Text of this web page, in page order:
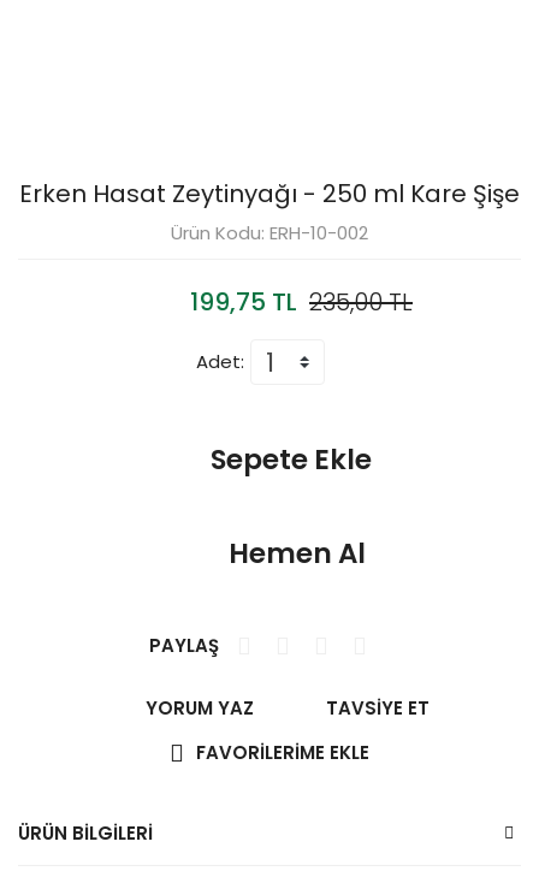
Erken Hasat Zeytinyağı - 250 ml Kare Şişe
Ürün Kodu: ERH-10-002
199,75 TL 235,00 TL
Adet:
Sepete Ekle
Hemen Al
PAYLAŞ
YORUM YAZ TAVSİYE ET
ÜRÜN BİLGİLERİ